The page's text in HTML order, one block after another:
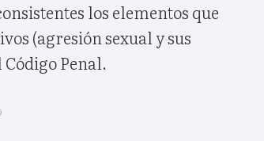
los elementos que
(agresión sexual y sus
Penal.